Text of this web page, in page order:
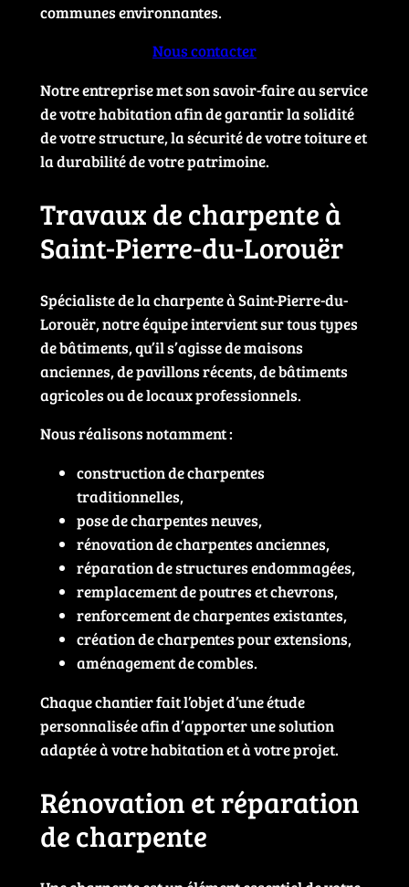
communes environnantes.
Nous contacter
Notre entreprise met son savoir-faire au service
de votre habitation afin de garantir la solidité
de votre structure, la sécurité de votre toiture et
la durabilité de votre patrimoine.
Travaux de charpente à
Saint-Pierre-du-Lorouër
Spécialiste de la charpente à Saint-Pierre-du-
Lorouër, notre équipe intervient sur tous types
de bâtiments, qu’il s’agisse de maisons
anciennes, de pavillons récents, de bâtiments
agricoles ou de locaux professionnels.
Nous réalisons notamment :
construction de charpentes
traditionnelles,
pose de charpentes neuves,
rénovation de charpentes anciennes,
réparation de structures endommagées,
remplacement de poutres et chevrons,
renforcement de charpentes existantes,
création de charpentes pour extensions,
aménagement de combles.
Chaque chantier fait l’objet d’une étude
personnalisée afin d’apporter une solution
adaptée à votre habitation et à votre projet.
Rénovation et réparation
de charpente